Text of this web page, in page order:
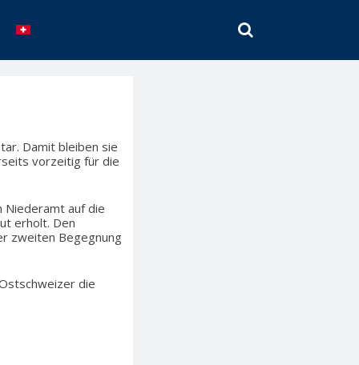
SEARCH
Damit bleiben sie
vorzeitig für die
Niederamt auf die
erholt. Den
zweiten Begegnung
die